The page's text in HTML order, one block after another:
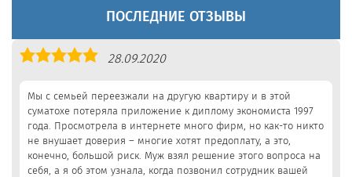
ПОСЛЕДНИЕ ОТЗЫВЫ
Оценка
28.09.2020
Мы с семьей переезжали на другую квартиру и в этой
суматохе потеряла приложение к диплому экономиста 1997
года. Просмотрела в интернете много фирм, но как-то никто
не внушает доверия – многие хотят предоплату, а это,
конечно, большой риск. Муж взял решение этого вопроса на
себя, а я об этом узнала, когда позвонил сотрудник вашей